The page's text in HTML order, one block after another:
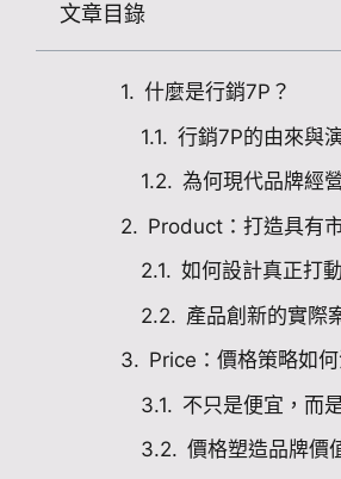
文章目錄
什麼是行銷7P？
行銷7P的由來與
為何現代品牌經
Product：打造具有
如何設計真正打
產品創新的實際
Price：價格策略如
不只是便宜，而
價格塑造品牌價